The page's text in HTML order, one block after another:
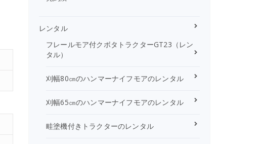
レンタル
フレールモア付クボタトラクターGT23（レン
タル）
刈幅80㎝のハンマーナイフモアのレンタル
刈幅65㎝のハンマーナイフモアのレンタル
畦塗機付きトラクターのレンタル